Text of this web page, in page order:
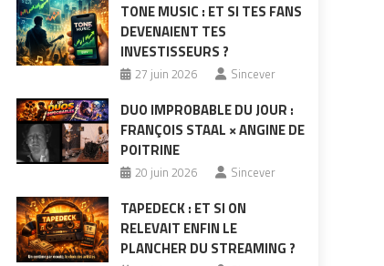
TONE MUSIC : ET SI TES FANS
DEVENAIENT TES
INVESTISSEURS ?
27 juin 2026 Sincever
DUO IMPROBABLE DU JOUR :
FRANÇOIS STAAL × ANGINE DE
POITRINE
20 juin 2026 Sincever
TAPEDECK : ET SI ON
RELEVAIT ENFIN LE
PLANCHER DU STREAMING ?